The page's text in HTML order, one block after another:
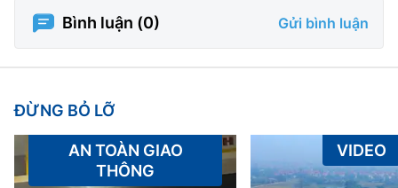
Bình luận (0) Gửi bình luận
ĐỪNG BỎ LỠ
AN TOÀN GIAO
THÔNG
VIDEO